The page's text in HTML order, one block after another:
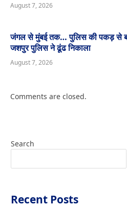
August 7, 2026
जंगल से मुंबई तक… पुलिस की पकड़ से
जशपुर पुलिस ने ढूंढ निकाला
August 7, 2026
Comments are closed.
Search
Recent Posts